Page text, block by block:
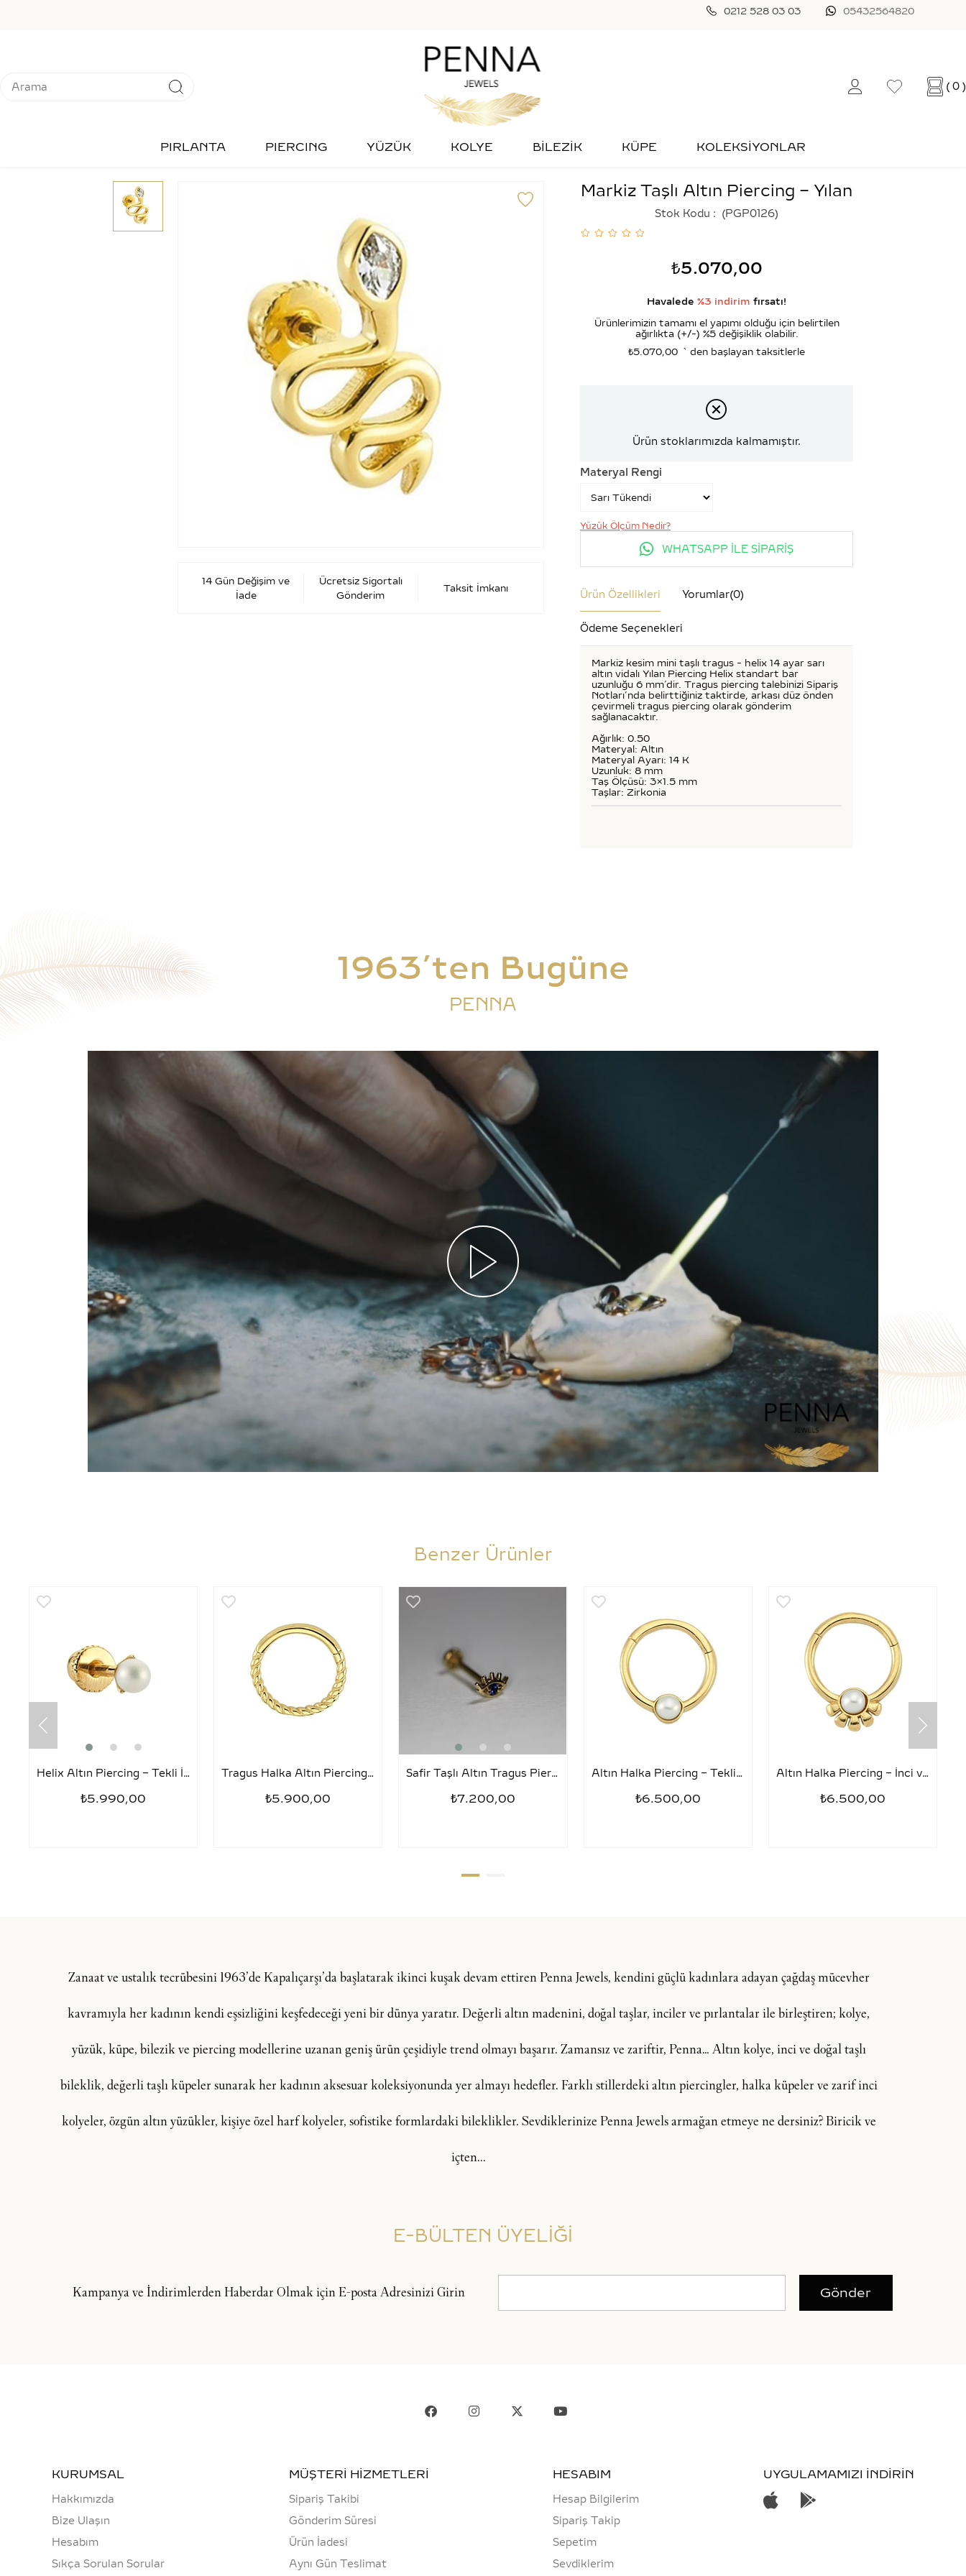
0212 528 03 03 05432564820
0
PIRLANTA PIERCING YÜZÜK KOLYE BİLEZİK KÜPE KOLEKSİYONLAR
14 Gün Değişim ve
İade
Ücretsiz Sigortalı
Gönderim
Taksit İmkanı
Markiz Taşlı Altın Piercing – Yılan
Stok Kodu (PGP0126)
₺5.070,00
Havalede %3 indirim fırsatı!
Ürünlerimizin tamamı el yapımı olduğu için belirtilen
ağırlıkta (+/-) %5 değişiklik olabilir.
₺5.070,00 `den başlayan taksitlerle
Ürün stoklarımızda kalmamıştır.
Materyal Rengi
Yüzük Ölçüm Nedir?
WHATSAPP İLE SİPARİŞ
Ürün Özellikleri Yorumlar(0)
Ödeme Seçenekleri
Markiz kesim mini taşlı tragus - helix 14 ayar sarı
altın vidalı Yılan Piercing Helix standart bar
uzunluğu 6 mm’dir. Tragus piercing talebinizi Sipariş
Notları’nda belirttiğiniz taktirde, arkası düz önden
çevirmeli tragus piercing olarak gönderim
sağlanacaktır.
Ağırlık: 0.50
Materyal: Altın
Materyal Ayarı: 14 K
Uzunluk: 8 mm
Taş Ölçüsü: 3x1.5 mm
Taşlar: Zirkonia
1963’ten Bugüne
PENNA
Benzer Ürünler
Helix Altın Piercing – Tekli İnci
₺5.990,00
Tragus Halka Altın Piercing – Sezar
₺5.900,00
Safir Taşlı Altın Tragus Piercing – Kirpik
₺7.200,00
Altın Halka Piercing – Tekli İnci
₺6.500,00
Altın Halka Piercing – İnci ve Yarım Papatya
₺6.500,00
Zanaat ve ustalık tecrübesini 1963’de Kapalıçarşı’da başlatarak ikinci kuşak devam ettiren Penna Jewels, kendini güçlü kadınlara adayan çağdaş mücevher
kavramıyla her kadının kendi eşsizliğini keşfedeceği yeni bir dünya yaratır. Değerli altın madenini, doğal taşlar, inciler ve pırlantalar ile birleştiren; kolye,
yüzük, küpe, bilezik ve piercing modellerine uzanan geniş ürün çeşidiyle trend olmayı başarır. Zamansız ve zariftir, Penna… Altın kolye, inci ve doğal taşlı
bileklik, değerli taşlı küpeler sunarak her kadının aksesuar koleksiyonunda yer almayı hedefler. Farklı stillerdeki altın piercingler, halka küpeler ve zarif inci
kolyeler, özgün altın yüzükler, kişiye özel harf kolyeler, sofistike formlardaki bileklikler. Sevdiklerinize Penna Jewels armağan etmeye ne dersiniz? Biricik ve
içten...
E-BÜLTEN ÜYELİĞİ
Kampanya ve İndirimlerden Haberdar Olmak için E-posta Adresinizi Girin Gönder
KURUMSAL
Hakkımızda
Bize Ulaşın
Hesabım
Sıkça Sorulan Sorular
MÜŞTERİ HİZMETLERİ
Sipariş Takibi
Gönderim Süresi
Ürün İadesi
Aynı Gün Teslimat
HESABIM
Hesap Bilgilerim
Sipariş Takip
Sepetim
Sevdiklerim
UYGULAMAMIZI İNDİRİN